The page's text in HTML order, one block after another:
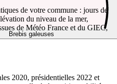
Brebis galeuses
de votre commune : jours de
du niveau de la mer,
de Météo France et du GIEC,
2020, présidentielles 2022 et